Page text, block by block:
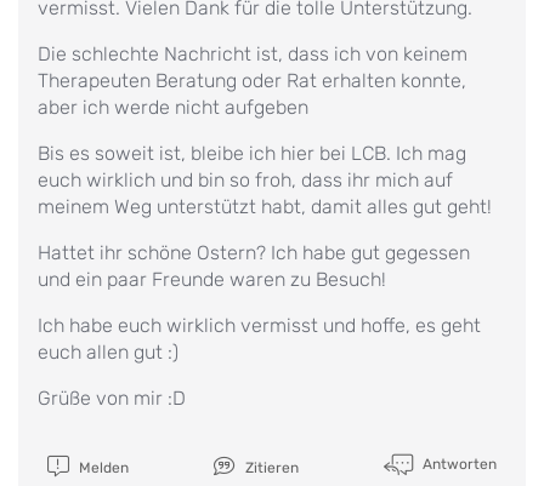
vermisst. Vielen Dank für die tolle Unterstützung.
Die schlechte Nachricht ist, dass ich von keinem
Therapeuten Beratung oder Rat erhalten konnte,
aber ich werde nicht aufgeben
Bis es soweit ist, bleibe ich hier bei LCB. Ich mag
euch wirklich und bin so froh, dass ihr mich auf
meinem Weg unterstützt habt, damit alles gut geht!
Hattet ihr schöne Ostern? Ich habe gut gegessen
und ein paar Freunde waren zu Besuch!
Ich habe euch wirklich vermisst und hoffe, es geht
euch allen gut :)
Grüße von mir :D
Melden Zitieren Antworten